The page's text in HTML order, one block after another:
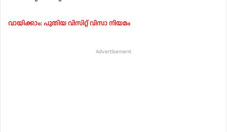
വായിക്കാം: പുതിയ വിസിറ്റ് വിസാ നിയമം
Advertisement